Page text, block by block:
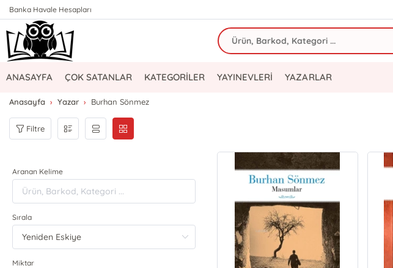
Banka Havale Hesapları
ANASAYFA ÇOK SATANLAR KATEGORİLER YAYINEVLERİ YAZARLAR
Anasayfa Yazar Burhan Sönmez
Filtre
Aranan Kelime
Sırala
Miktar